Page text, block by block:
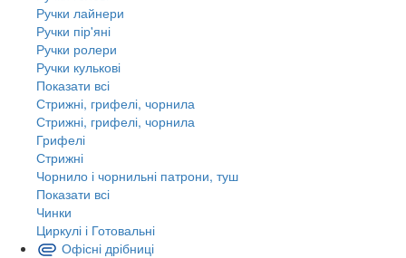
Ручки лайнери
Ручки пір'яні
Ручки ролери
Ручки кулькові
Показати всі
Стрижні, грифелі, чорнила
Стрижні, грифелі, чорнила
Грифелі
Стрижні
Чорнило і чорнильні патрони, туш
Показати всі
Чинки
Циркулі і Готовальні
Офісні дрібниці